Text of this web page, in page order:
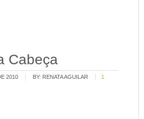
Cabeça
2010 BY: RENATA AGUILAR
1